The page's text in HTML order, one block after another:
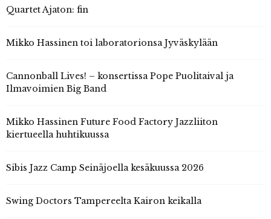
Quartet Ajaton: fin
Mikko Hassinen toi laboratorionsa Jyväskylään
Cannonball Lives! – konsertissa Pope Puolitaival ja
Ilmavoimien Big Band
Mikko Hassinen Future Food Factory Jazzliiton
kiertueella huhtikuussa
Sibis Jazz Camp Seinäjoella kesäkuussa 2026
Swing Doctors Tampereelta Kairon keikalla